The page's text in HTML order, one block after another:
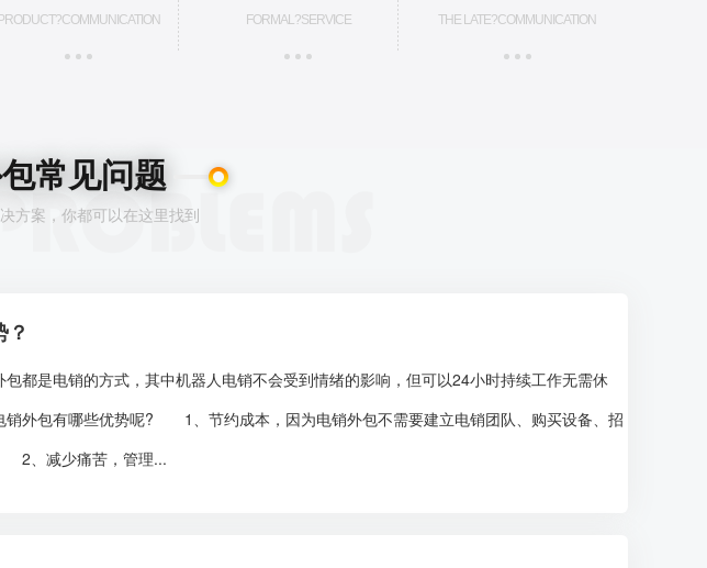
PRODUCT?COMMUNICATION FORMAL?SERVICE THE LATE?COMMUNICATION
常见问题
方案，你都可以在这里找到
是电销的方式，其中机器人电销不会受到情绪的影响，但可以24小时持续工作无需休
销外包有哪些优势呢? 1、节约成本，因为电销外包不需要建立电销团队、购买设备、招
2、减少痛苦，管理...